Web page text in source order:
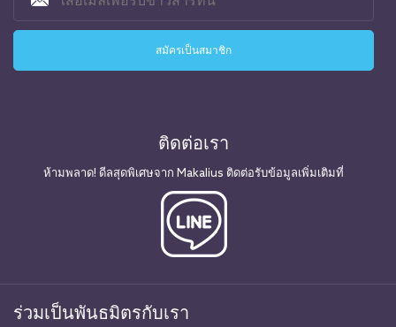
ติดต่อเรา
ห้ามพลาด! ดีลสุดพิเศษจาก Makalius ติดต่อรับข้อมูลเพิ่มเติมที่
ร่วมเป็นพันธมิตรกับเรา